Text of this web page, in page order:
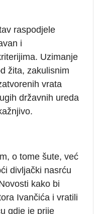
raspodjele
i
Uzimanje
žita, zakulisnim
vrata
državnih ureda
o tome šute, već
divljački nasrću
kako bi
Ivančića i vratili
gdje je prije